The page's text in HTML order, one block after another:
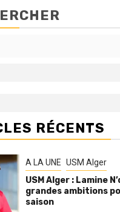
RÉCENTS
A LA UNE USM Alger
USM Alger : Lamine
grandes ambitions
saison